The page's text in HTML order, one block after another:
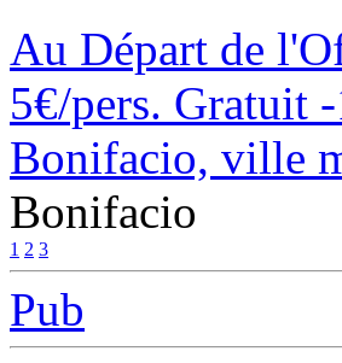
Au Départ de
5€/pers. Gratuit
Bonifacio, ville
Bonifacio
1 2 3
Pub